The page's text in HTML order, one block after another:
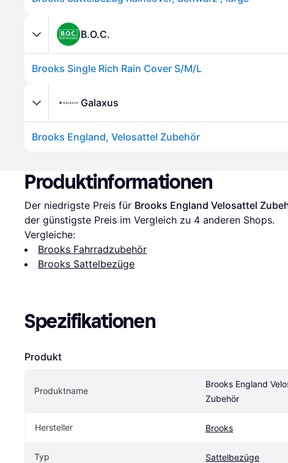
B.O.C.
Brooks Single Rich Rain Cover S/M/L
Galaxus
Brooks England, Velosattel Zubehör
Produktinformationen
Der niedrigste Preis für Brooks England Velosattel
der günstigste Preis im Vergleich zu 4 anderen Shops.
Vergleiche:
Brooks Fahrradzubehör
Brooks Sattelbezüge
Spezifikationen
Produkt
Produktname
Brooks England
Zubehör
Hersteller Brooks
Typ Sattelbezüge